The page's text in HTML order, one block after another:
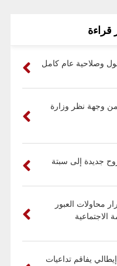
قراءة
وصلاحية عام كامل
وجهة نظر وزارة
جديدة إلى سبتة
محاولات العبور
الاجتماعية
يفاقم تداعيات